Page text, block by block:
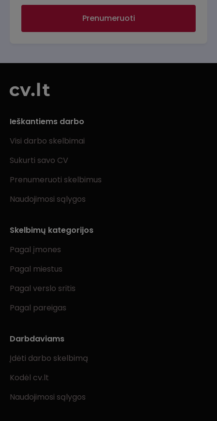
Prenumeruoti
Ieškantiems darbo
Visi darbo skelbimai
Sukurti savo CV
Prenumeruoti skelbimus
Naudojimosi sąlygos
Skelbimų kategorijos
Pagal įmones
Pagal miestus
Pagal verslo sritis
Pagal pareigas
Darbdaviams
Įdėti darbo skelbimą
Kodėl cv.lt
Naudojimosi sąlygos